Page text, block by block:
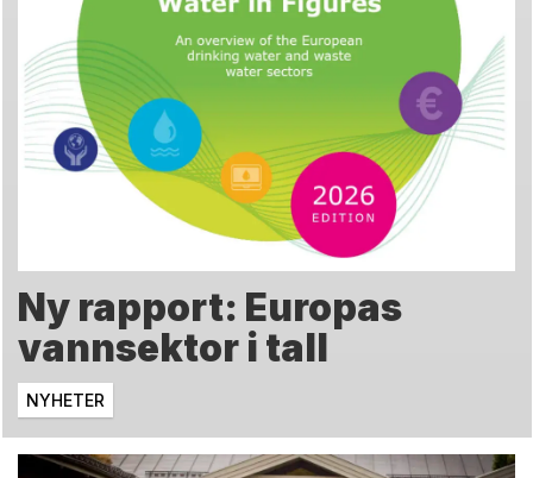
Ny rapport: Europas
vannsektor i tall
NYHETER